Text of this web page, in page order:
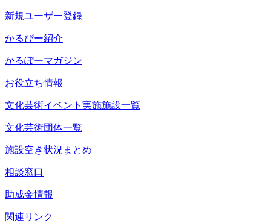
新規ユーザー登録
かるぴー紹介
かるぽーマガジン
お役立ち情報
文化芸術イベント実施施設一覧
文化芸術団体一覧
施設空き状況まとめ
相談窓口
助成金情報
関連リンク